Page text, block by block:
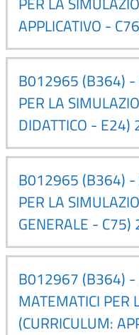
APPLICATIVO -
B012965 (B364) -
PER LA
DIDATTICO -
B012965 (B364) -
PER LA
GENERALE -
B012967 (B364) -
MATEMATICI PER
(CURRICULUM: